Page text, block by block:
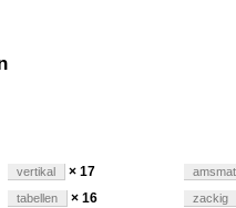
vertikal × 17
tabellen × 16
zackig